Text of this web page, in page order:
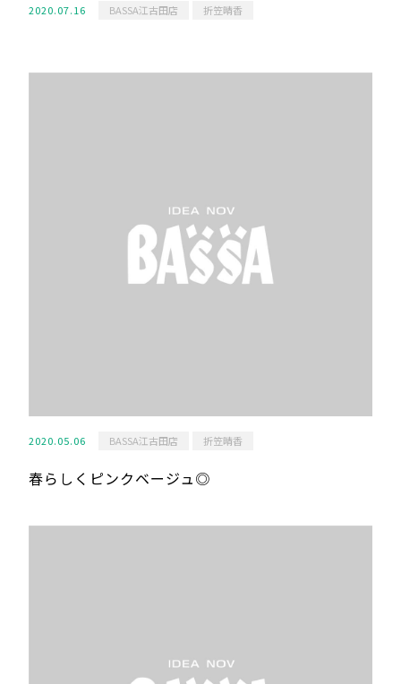
2020.07.16 BASSA江古田店 折笠晴香
2020.05.06 BASSA江古田店 折笠晴香
春らしくピンクベージュ◎